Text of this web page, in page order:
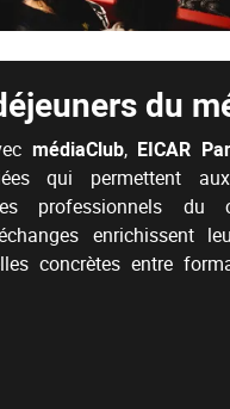
du
médiaClub, EICAR
qui permettent
professionnels du
enrichissent
concrètes entre